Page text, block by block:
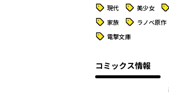
タグ 現代 タグ 美少女 タグ
タグ 家族 タグ ラノベ原作
タグ 電撃文庫
コミックス情報